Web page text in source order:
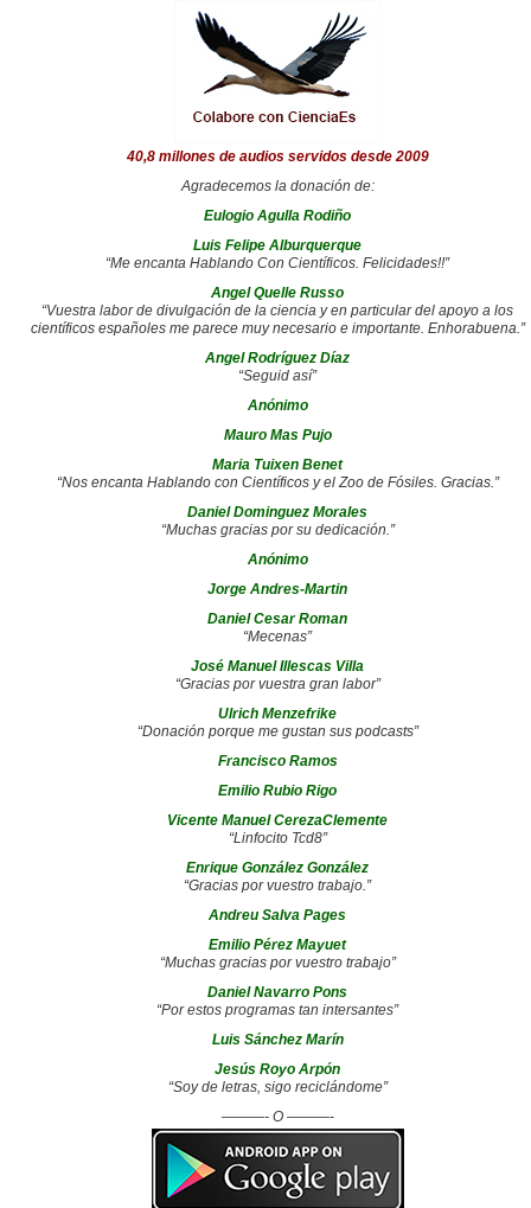
40,8 millones de audios servidos desde 2009
Agradecemos la donación de:
Eulogio Agulla Rodiño
Luis Felipe Alburquerque
“Me encanta Hablando Con Científicos. Felicidades!!”
Angel Quelle Russo
“Vuestra labor de divulgación de la ciencia y en particular del apoyo a los
científicos españoles me parece muy necesario e importante. Enhorabuena.”
Angel Rodríguez Díaz
“Seguid así”
Anónimo
Mauro Mas Pujo
Maria Tuixen Benet
“Nos encanta Hablando con Científicos y el Zoo de Fósiles. Gracias.”
Daniel Dominguez Morales
“Muchas gracias por su dedicación.”
Anónimo
Jorge Andres-Martin
Daniel Cesar Roman
“Mecenas”
José Manuel Illescas Villa
“Gracias por vuestra gran labor”
Ulrich Menzefrike
“Donación porque me gustan sus podcasts”
Francisco Ramos
Emilio Rubio Rigo
Vicente Manuel CerezaClemente
“Linfocito Tcd8”
Enrique González González
“Gracias por vuestro trabajo.”
Andreu Salva Pages
Emilio Pérez Mayuet
“Muchas gracias por vuestro trabajo”
Daniel Navarro Pons
“Por estos programas tan intersantes”
Luis Sánchez Marín
Jesús Royo Arpón
“Soy de letras, sigo reciclándome”
———- O ———-